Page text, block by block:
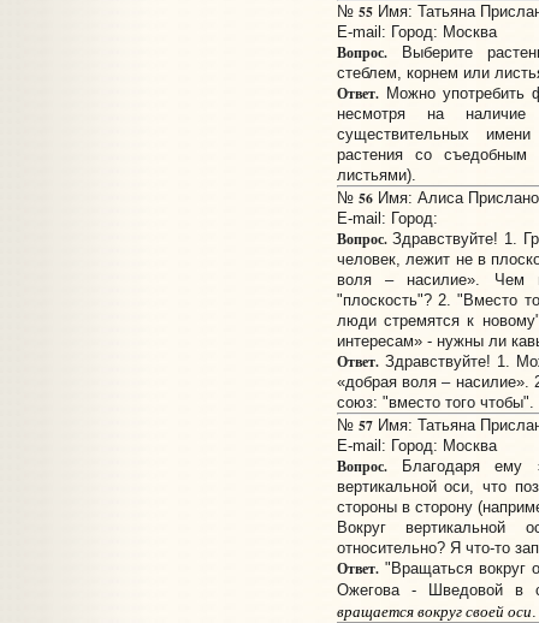
№ 55Имя: Татьяна
E-mail: Город: Москва
Вопрос.Выберите
стеблем, корнем или
Ответ.Можно употребить
несмотря на
существительных
растения со
листьями).
№ 56Имя: Алиса
E-mail: Город:
Вопрос.Здравствуйте! 1.
человек, лежит не в
воля – насилие». Чем
"плоскость"? 2. "Вместо
люди стремятся к
интересам» - нужны ли
Ответ.Здравствуйте! 1.
«добрая воля – насилие».
союз: "вместо того
№ 57Имя: Татьяна
E-mail: Город: Москва
Вопрос.Благодаря ему
вертикальной оси, что
стороны в сторону
Вокруг
относительно? Я что-то
Ответ."Вращаться вокруг
Ожегова - Шведовой в
вращается вокруг своей оси.